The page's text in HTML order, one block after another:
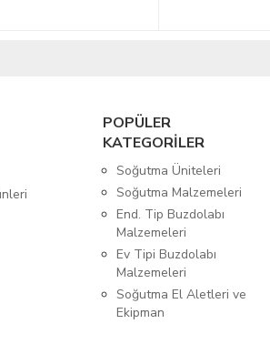
POPÜLER
KATEGORİLER
Soğutma Üniteleri
Soğutma Malzemeleri
End. Tip Buzdolabı
Malzemeleri
Ev Tipi Buzdolabı
Malzemeleri
Soğutma El Aletleri ve
Ekipman